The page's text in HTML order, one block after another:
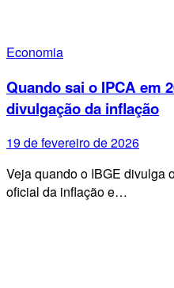
Economia
Quando sai o IPCA em
divulgação da inflação
19 de fevereiro de 2026
Veja quando o IBGE divulga
oficial da inflação e…